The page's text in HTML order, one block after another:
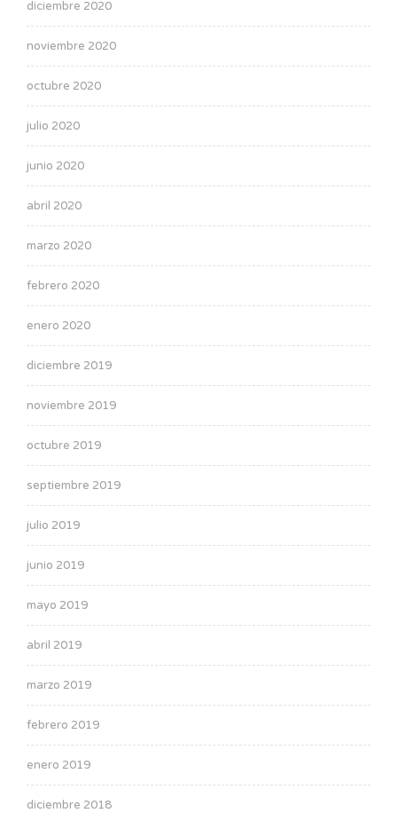
diciembre 2020
noviembre 2020
octubre 2020
julio 2020
junio 2020
abril 2020
marzo 2020
febrero 2020
enero 2020
diciembre 2019
noviembre 2019
octubre 2019
septiembre 2019
julio 2019
junio 2019
mayo 2019
abril 2019
marzo 2019
febrero 2019
enero 2019
diciembre 2018